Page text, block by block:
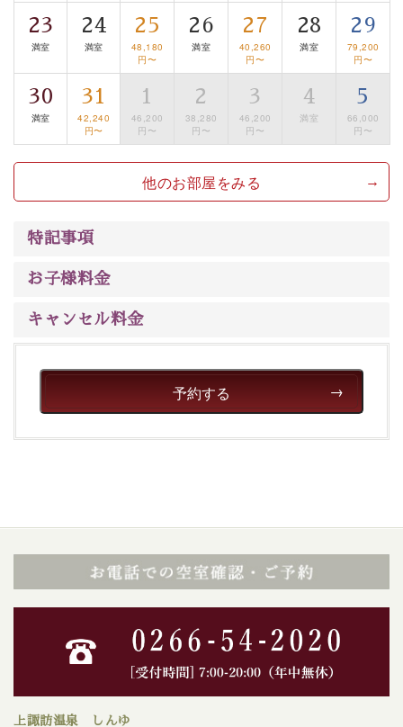
※交通規制などにより運行できない日がございます
※年末年始及び御柱祭前後は運行しておりません
以上がプラン内容です。
上諏訪温泉“しんゆ”なら諏訪大社など歴史ある諏訪の街
で心癒されます。
清らかな源泉、自然の恵みあるお食事、諏訪湖に包まれ
るお部屋、 大人のたしなみを感じていただける、美しく
さい。
23
満室
24
満室
25
48,180
円〜
26
満室
27
40,260
円〜
28
満室
29
79,200
円〜
30
満室
31
42,240
円〜
1
46,200
円〜
2
38,280
円〜
3
46,200
円〜
4
満室
5
66,000
円〜
他のお部屋をみる
特記事項
お子様料金
キャンセル料金
予約する
上諏訪温泉 しんゆ